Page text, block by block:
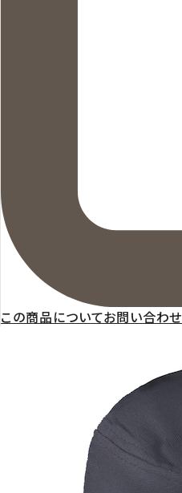
この商品についてお問い合わせ